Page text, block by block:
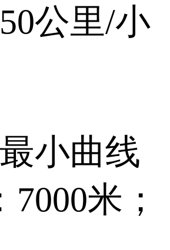
公里/小
最小曲线
米；